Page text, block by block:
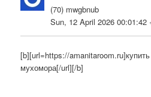
(70) mwgbnub
Sun, 12 April 2026 00:01:42
[b][url=https://
мухомора[/url][/b]